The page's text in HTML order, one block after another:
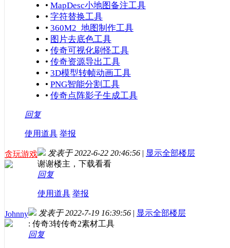
• MapDesc小地图备注工具
• 字符替换工具
• 360M2_地图制作工具
• 图片去底色工具
• 传奇可视化刷怪工具
• 传奇资源导出工具
• 3D模型转帧动画工具
• PNG智能分割工具
• 传奇点阵影子生成工具
回复
使用道具 举报
贪玩游戏 发表于 2022-6-22 20:46:56 | 显示全部楼层
谢谢楼主，下载看看
回复
使用道具 举报
Johnny 发表于 2022-7-19 16:39:56 | 显示全部楼层
: 传奇3转传奇2素材工具
回复